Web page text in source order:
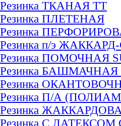
Резинка ТКАНАЯ ТТ
Резинка ПЛЕТЕНАЯ
Резинка
Резинка п/э
Резинка ПОМОЧНАЯ
Резинка БАШМАЧНАЯ
Резинка
Резинка П/А
Резинка
Резинка С ЛАТЕКСОМ